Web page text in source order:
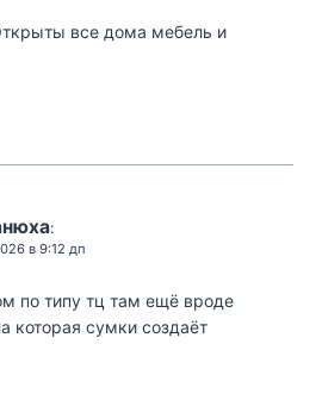
все дома мебель и
:
в 9:12 дп
по типу тц там ещё вроде
которая сумки создаёт